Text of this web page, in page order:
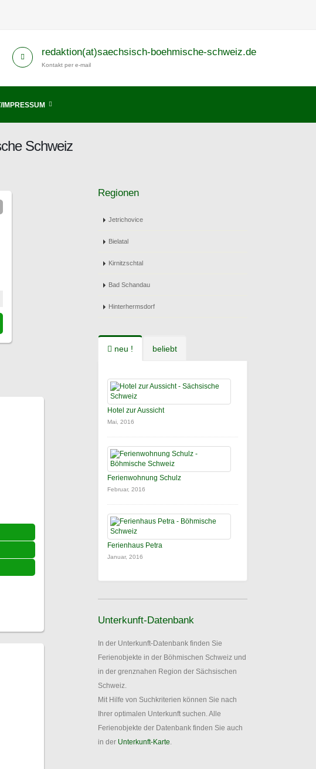
redaktion(at)saechsisch-boehmische-schweiz.de
Kontakt per e-mail
IMPRESSUM
Schweiz
Regionen
Jetrichovice
Bielatal
Kirnitzschtal
Bad Schandau
Hinterhermsdorf
neu ! beliebt
Hotel zur Aussicht
Mai, 2016
Ferienwohnung Schulz
Februar, 2016
Ferienhaus Petra
Januar, 2016
Unterkunft-Datenbank
In der Unterkunft-Datenbank finden Sie
Ferienobjekte in der Böhmischen Schweiz und
in der grenznahen Region der Sächsischen
Schweiz.
Mit Hilfe von Suchkriterien können Sie nach
Ihrer optimalen Unterkunft suchen. Alle
Ferienobjekte der Datenbank finden Sie auch
in der Unterkunft-Karte.